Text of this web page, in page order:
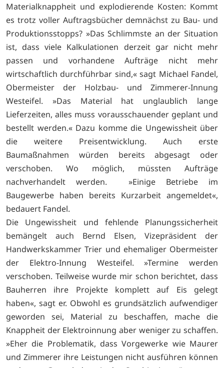
Materialknappheit und explodierende Kosten: Kommt
es trotz voller Auftragsbücher demnächst zu Bau- und
Produktionsstopps? »Das Schlimmste an der Situation
ist, dass viele Kalkulationen derzeit gar nicht mehr
passen und vorhandene Aufträge nicht mehr
wirtschaftlich durchführbar sind,« sagt Michael Fandel,
Obermeister der Holzbau- und Zimmerer-Innung
Westeifel. »Das Material hat unglaublich lange
Lieferzeiten, alles muss vorausschauender geplant und
bestellt werden.« Dazu komme die Ungewissheit über
die weitere Preisentwicklung. Auch erste
Baumaßnahmen würden bereits abgesagt oder
verschoben. Wo möglich, müssten Aufträge
nachverhandelt werden. »Einige Betriebe im
Baugewerbe haben bereits Kurzarbeit angemeldet«,
bedauert Fandel.
Die Ungewissheit und fehlende Planungssicherheit
bemängelt auch Bernd Elsen, Vizepräsident der
Handwerkskammer Trier und ehemaliger Obermeister
der Elektro-Innung Westeifel. »Termine werden
verschoben. Teilweise wurde mir schon berichtet, dass
Bauherren ihre Projekte komplett auf Eis gelegt
haben«, sagt er. Obwohl es grundsätzlich aufwendiger
geworden sei, Material zu beschaffen, mache die
Knappheit der Elektroinnung aber weniger zu schaffen.
»Eher die Problematik, dass Vorgewerke wie Maurer
und Zimmerer ihre Leistungen nicht ausführen können